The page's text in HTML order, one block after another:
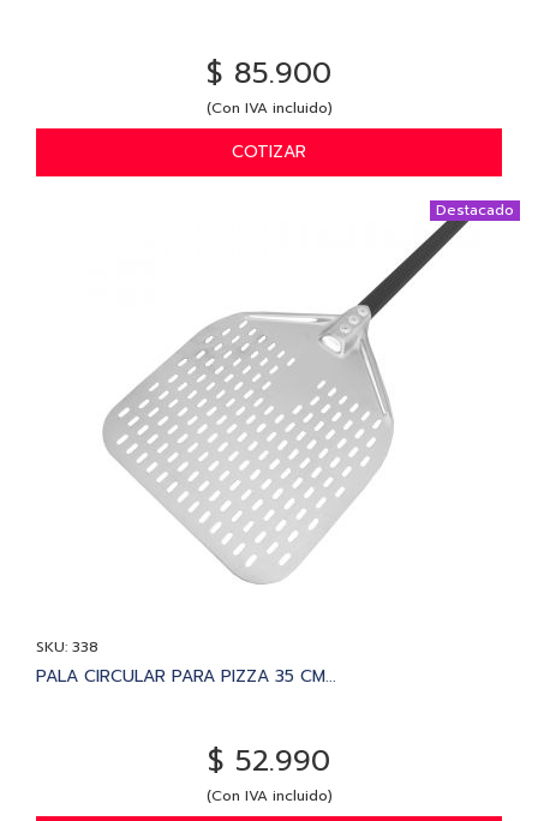
$ 85.900
(Con IVA incluido)
COTIZAR
Destacado
SKU: 338
PALA CIRCULAR PARA PIZZA 35 CM...
$ 52.990
(Con IVA incluido)